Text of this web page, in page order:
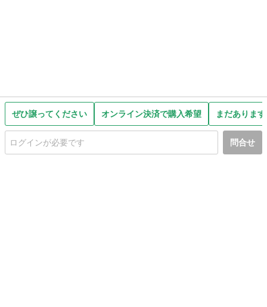
ぜひ譲ってください オンライン決済で購入希望 まだありま
問合せ